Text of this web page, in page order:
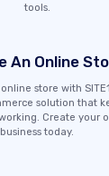
tools.
An Online
store with
solution that
Create your
business today.